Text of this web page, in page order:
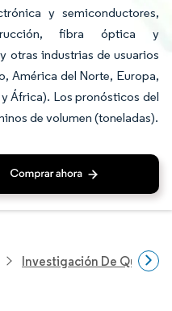
y semiconductores,
fibra óptica y
otras industrias de usuarios
América del Norte, Europa,
África). Los pronósticos del
de volumen (toneladas).
Investigación De